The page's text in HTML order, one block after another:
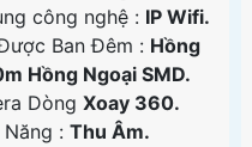
công nghệ : IP Wifi.
Ban Đêm : Hồng
Hồng Ngoại SMD.
DòngXoay 360.
Năng :Thu Âm.